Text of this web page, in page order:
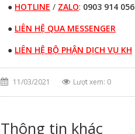
● HOTLINE / ZALO: 0903 914 056
● LIÊN HỆ QUA MESSENGER
● LIÊN HỆ BỘ PHẬN DỊCH VỤ KH
11/03/2021 Lượt xem: 0
Thông tin khác